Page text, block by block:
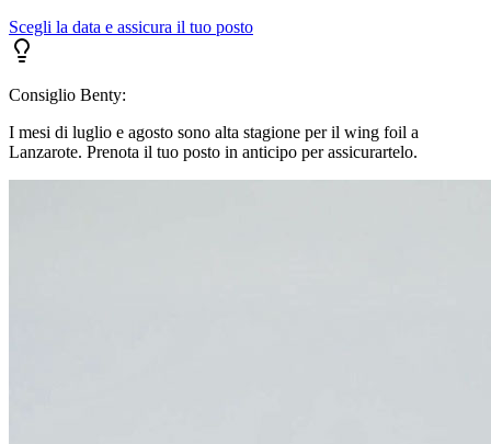
Scegli la data e assicura il tuo posto
Consiglio Benty:
I mesi di luglio e agosto sono alta stagione per il wing foil a
Lanzarote. Prenota il tuo posto in anticipo per assicurartelo.